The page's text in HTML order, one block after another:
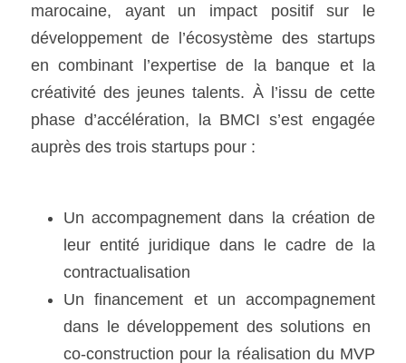
marocaine, ayant un impact positif sur le
développement de l’écosystème des startups
en combinant l’expertise de la banque et la
créativité des jeunes talents. À l’issu de cette
phase d’accélération, la BMCI s’est engagée
auprès des trois startups pour :
Un accompagnement dans la création de
leur entité juridique dans le cadre de la
contractualisation
Un financement et un accompagnement
dans le développement des solutions en
co-construction pour la réalisation du MVP